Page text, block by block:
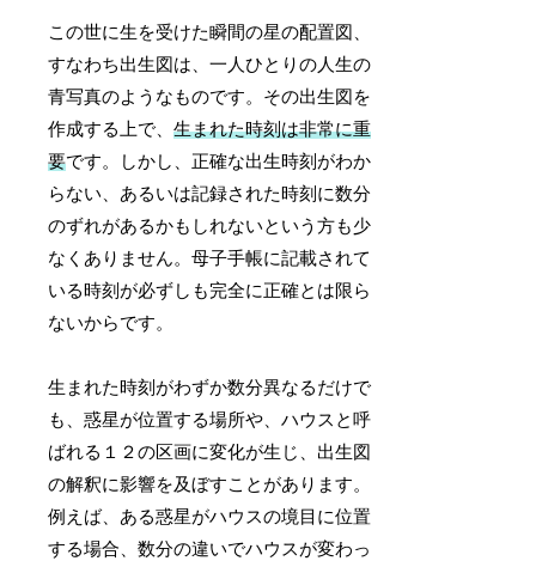
この世に生を受けた瞬間の星の配置図、
すなわち出生図は、一人ひとりの人生の
青写真のようなものです。その出生図を
作成する上で、生まれた時刻は非常に重
要です。しかし、正確な出生時刻がわか
らない、あるいは記録された時刻に数分
のずれがあるかもしれないという方も少
なくありません。母子手帳に記載されて
いる時刻が必ずしも完全に正確とは限ら
ないからです。
生まれた時刻がわずか数分異なるだけで
も、惑星が位置する場所や、ハウスと呼
ばれる１２の区画に変化が生じ、出生図
の解釈に影響を及ぼすことがあります。
例えば、ある惑星がハウスの境目に位置
する場合、数分の違いでハウスが変わっ